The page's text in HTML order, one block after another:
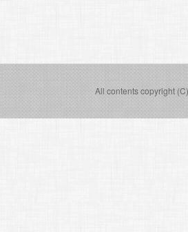
All contents copyright